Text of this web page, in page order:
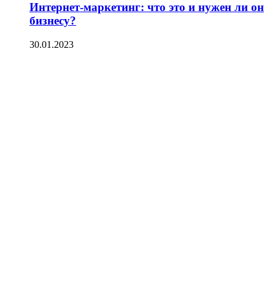
Интернет-маркетинг: что это и нужен ли он
бизнесу?
30.01.2023